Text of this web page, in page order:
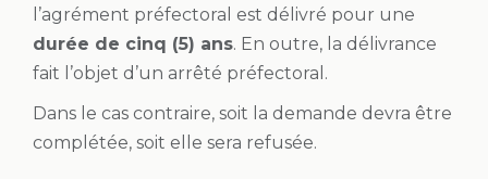
l’agrément préfectoral est délivré pour une
durée de cinq (5) ans. En outre, la délivrance
fait l’objet d’un arrêté préfectoral.
Dans le cas contraire, soit la demande devra être
complétée, soit elle sera refusée.